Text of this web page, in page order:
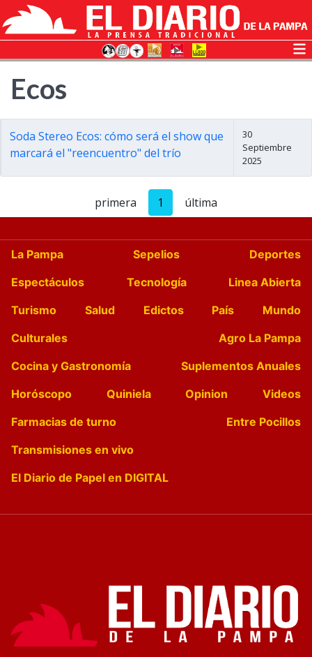
Ecos
Soda Stereo Ecos: cómo será el show que
marcará el "reencuentro" del trío
30
Septiembre
2025
primera 1 última
La Pampa Sepelios
Deportes
Espectáculos
Tecnología
Linea Abierta
Turismo
Salud Edictos País
Mundo
Culturales
Agro La Pampa
Cocina y Gastronomía
Suplementos Anuales
Horóscopo
Quiniela Opinion
Videos
Farmacias de turno
Entre Pocillos
Transmisiones en vivo
El Diario de Papel en DIGITAL